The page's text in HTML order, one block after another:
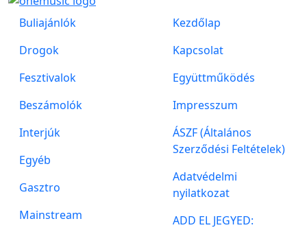
Buliajánlók
Drogok
Fesztivalok
Beszámolók
Interjúk
Egyéb
Gasztro
Mainstream
Kezdőlap
Kapcsolat
Együttműködés
Impresszum
ÁSZF (Általános
Szerződési Feltételek)
Adatvédelmi
nyilatkozat
ADD EL JEGYED: